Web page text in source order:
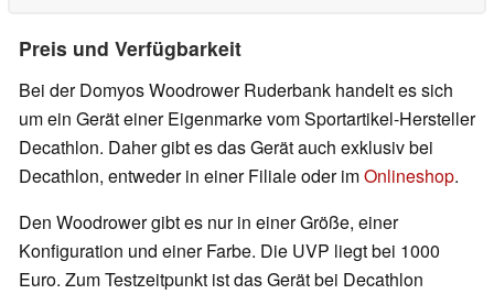
Preis und Verfügbarkeit
Bei der Domyos Woodrower Ruderbank handelt es sich
um ein Gerät einer Eigenmarke vom Sportartikel-Hersteller
Decathlon. Daher gibt es das Gerät auch exklusiv bei
Decathlon, entweder in einer Filiale oder imOnlineshop.
Den Woodrower gibt es nur in einer Größe, einer
Konfiguration und einer Farbe. Die UVP liegt bei 1000
Euro. Zum Testzeitpunkt ist das Gerät bei Decathlon